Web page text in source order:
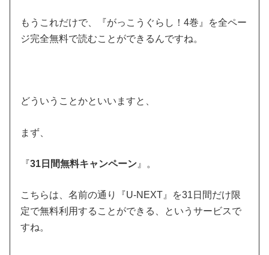
もうこれだけで、『がっこうぐらし！4巻』を全ペー
ジ完全無料で読むことができるんですね。
どういうことかといいますと、
まず、
『31日間無料キャンペーン 』。
こちらは、名前の通り『U-NEXT』を31日間だけ限
定で無料利用することができる、というサービスで
すね。